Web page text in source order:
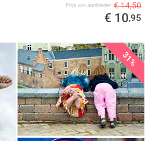
Prijs van aanbieder € 14,50
€ 10,95
31%